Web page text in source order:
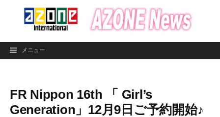
ン
メニュー
FR Nippon 16th 「 Girl’s
Generation」12月9日ご予約開始♪